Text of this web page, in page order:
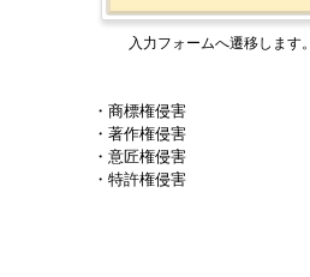
入力フォームへ遷移します。
・商標権侵害
・著作権侵害
・意匠権侵害
・特許権侵害